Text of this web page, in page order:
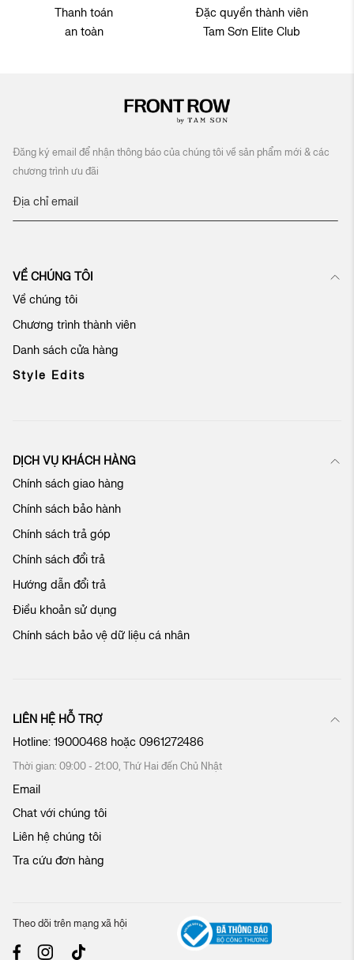
Thanh toán
an toàn
Đặc quyền thành viên
Tam Sơn Elite Club
Đăng ký email để nhận thông báo của chúng tôi về sản phẩm mới & các
chương trình ưu đãi
Đ
ý
n
ậ
n
b
ả
c
ủ
a
h
ú
g
t
i
VỀ CHÚNG TÔI
Về chúng tôi
Chương trình thành viên
Danh sách cửa hàng
Style Edits
DỊCH VỤ KHÁCH HÀNG
Chính sách giao hàng
Chính sách bảo hành
Chính sách trả góp
Chính sách đổi trả
Hướng dẫn đổi trả
Điều khoản sử dụng
Chính sách bảo vệ dữ liệu cá nhân
LIÊN HỆ HỖ TRỢ
Hotline: 19000468 hoặc 0961272486
Thời gian: 09:00 - 21:00, Thứ Hai đến Chủ Nhật
Email
Chat với chúng tôi
Liên hệ chúng tôi
Tra cứu đơn hàng
Theo dõi trên mạng xã hội